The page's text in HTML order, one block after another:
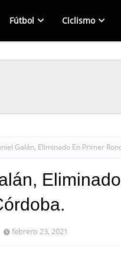
Fútbol Ciclismo
Galán, Eliminado En Primer
febrero 23, 2021